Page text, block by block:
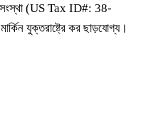
(US Tax ID#: 38-
যুক্তরাষ্ট্রে কর ছাড়যোগ্য।